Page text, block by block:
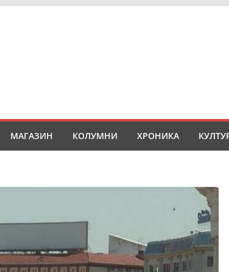
МАГАЗИН КОЛУМНИ ХРОНИКА